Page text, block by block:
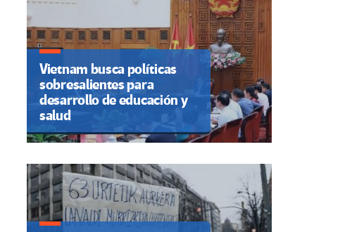
Vietnam busca políticas
sobresalientes para
desarrollo de educación y
salud